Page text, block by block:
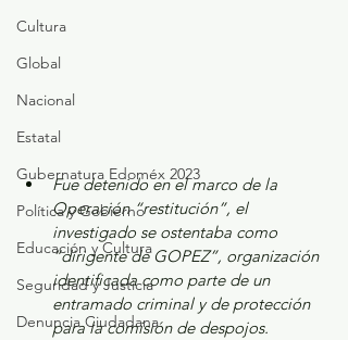
Cultura
Global
Nacional
Estatal
Gubernatura Edoméx 2023
Política y Gobierno
Educación y Cultura
Seguridad y Justicia
Denuncia Ciudadana
Fue detenido en el marco de la
Operación “restitución”, el
investigado se ostentaba como
“dirigente de GOPEZ”, organización
identificada como parte de un
entramado criminal y de protección
para la comisión de despojos.